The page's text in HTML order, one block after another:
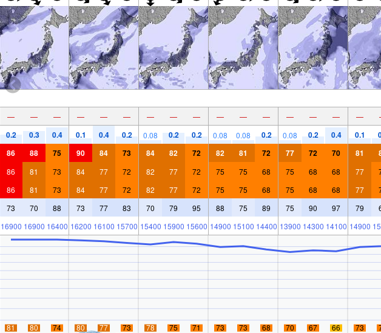
— — — — — — — — — — — — — — — —
0.2 0.3 0.4 0.1 0.4 0.2 0.08 0.2 0.2 0.08 0.08 0.2 0.08 0.2 0.4 0.1
86 88 75 90 84 73 84 82 72 82 81 72 77 72 70 81
86 81 73 84 77 72 82 77 72 75 75 68 75 68 68 77
86 81 73 84 77 72 82 77 72 75 75 68 75 68 68 77
73 70 88 73 77 83 70 79 95 88 75 89 75 90 97 79
16900 16900 16400 16200 16100 15700 15400 15900 15600 14900 15100 14400 13900 14300 14100 14900
81 80 74 80 77 73 78 75 71 73 73 68 70 67 66 73